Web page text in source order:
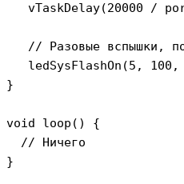
vTaskDelay(20000 /
// Разовые вспышки,
ledSysFlashOn(5, 100,
}
void loop() {
  // Ничего
}